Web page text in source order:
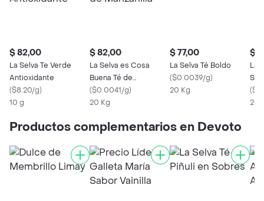
$ 82,00
La Selva Te Verde
Antioxidante
($8.20/g)
10 g
$ 82,00
La Selva es Cosa
Buena Té de
Manzanilla
($0.0041/g)
20 Kg
$ 77,00
La Selva Té Boldo
($0.0039/g)
20 Kg
$
La
(
20
Productos complementarios en Devoto